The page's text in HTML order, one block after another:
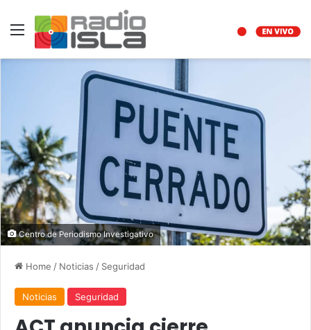
Menu
Centro de Periodismo Investigativo
Home / Noticias / Seguridad
Noticias Seguridad